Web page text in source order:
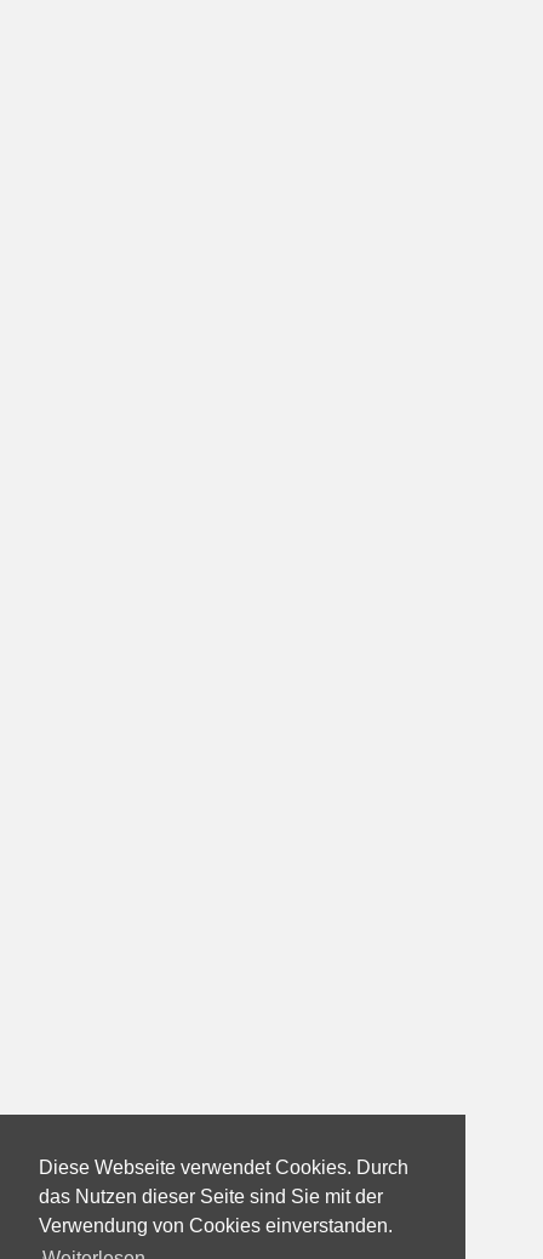
Diese Webseite verwendet Cookies. Durch
das Nutzen dieser Seite sind Sie mit der
Verwendung von Cookies einverstanden.